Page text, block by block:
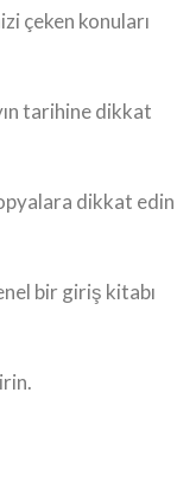
çeken konuları
tarihine dikkat
dikkat edin
bir giriş kitabı